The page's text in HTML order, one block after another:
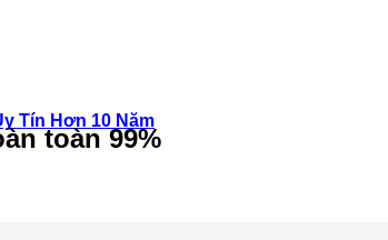
Tín Hơn 10 Năm
toàn 99%